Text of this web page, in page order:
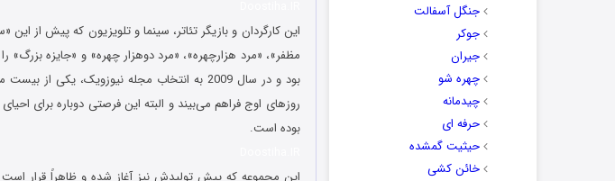
جنگل آسفالت
جوکر
جیران
چهره شو
چیدمانه
حرفه ای
حیثیت گمشده
خائن کشی
این کارگردان و بازیگر تئاتر، سینما و تلویزیون که پیش از
بود و در سال 2009 به انتخاب مجله نیوزویک،
روزهای اوج فراهم می‌بیند و البته این فرصتی دوباره برای
بوده است.